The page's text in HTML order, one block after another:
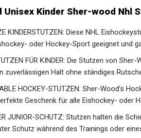
Unisex Kinder Sher-wood Nhl
KINDERSTUTZEN: Diese NHL
oder Hockey-Sport geeignet und
FÜR KINDER: Die Stutzen von
zuverlässigen Halt ohne ständiges
HOCKEY-STUTZEN: Sher-Wood’s
Geschenk für alle Eishockey- oder
JUNIOR-SCHUTZ: Stutzen halten die
Schutz während des Trainings oder